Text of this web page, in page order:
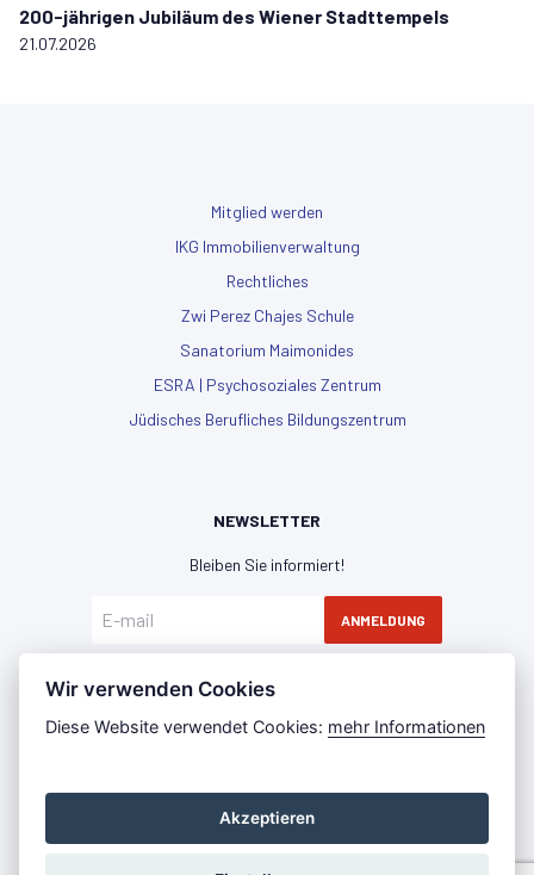
200-jährigen Jubiläum des Wiener Stadttempels
21.07.2026
Mitglied werden
IKG Immobilienverwaltung
Rechtliches
Zwi Perez Chajes Schule
Sanatorium Maimonides
ESRA | Psychosoziales Zentrum
Jüdisches Berufliches Bildungszentrum
NEWSLETTER
Bleiben Sie informiert!
ANMELDUNG
einverstanden
Impressum
Wir verwenden Cookies
Diese Website verwendet Cookies: mehr Informationen
Akzeptieren